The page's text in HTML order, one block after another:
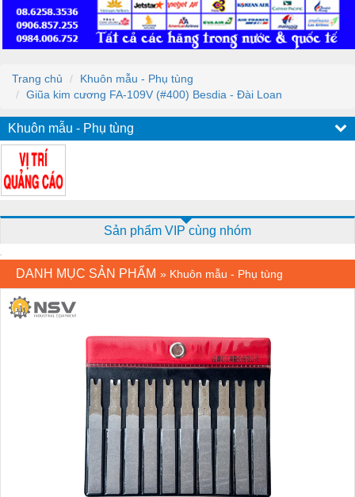
Trang chủ
Khuôn mẫu - Phụ tùng
Giũa kim cương FA-109V (#400) Besdia - Đài Loan
Khuôn mẫu - Phụ tùng
Sản phẩm VIP cùng nhóm
DANH MỤC SẢN PHẨM » Khuôn mẫu - Phụ tùng